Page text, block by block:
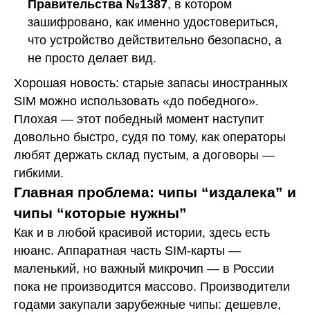
Правительства №1387, в котором
зашифровано, как именно удостовериться,
что устройство действительно безопасно, а
не просто делает вид.
Хорошая новость: старые запасы иностранных
SIM можно использовать «до победного».
Плохая — этот победный момент наступит
довольно быстро, судя по тому, как операторы
любят держать склад пустым, а договоры —
гибкими.
Главная проблема: чипы “издалека” и
чипы “которые нужны”
Как и в любой красивой истории, здесь есть
нюанс. Аппаратная часть SIM-карты —
маленький, но важный микрочип — в России
пока не производится массово. Производители
годами закупали зарубежные чипы: дешевле,